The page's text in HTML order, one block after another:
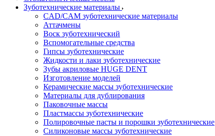
Зуботехнические материалы
CAD/CAM зуботехнические материалы
Аттачмены
Воск зуботехнический
Вспомогательные средства
Гипсы зуботехнические
Жидкости и лаки зуботехнические
Зубы акриловые HUGE DENT
Изготовление моделей
Керамические массы зуботехнические
Материалы для дублирования
Паковочные массы
Пластмассы зуботехнические
Полировочные пасты и порошки зуботехнические
Силиконовые массы зуботехнические